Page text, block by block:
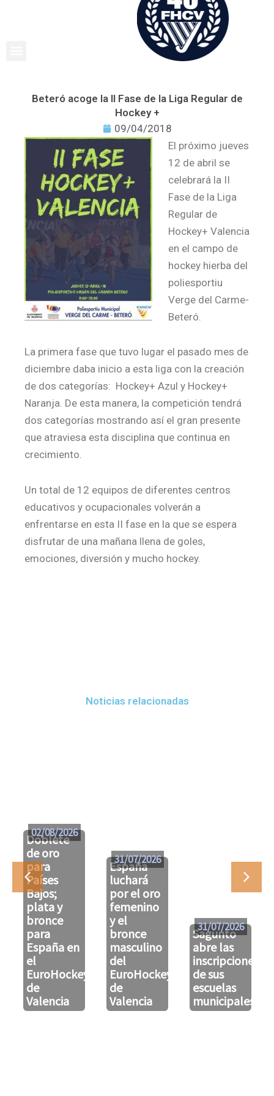
Beteró acoge la II Fase de la Liga Regular de
Hockey +
09/04/2018
El próximo jueves
12 de abril se
celebrará la II
Fase de la Liga
Regular de
Hockey+ Valencia
en el campo de
hockey hierba del
poliesportiu
Verge del Carme-
Beteró.
La primera fase que tuvo lugar el pasado mes de
diciembre daba inicio a esta liga con la creación
de dos categorías: Hockey+ Azul y Hockey+
Naranja. De esta manera, la competición tendrá
dos categorías mostrando así el gran presente
que atraviesa esta disciplina que continua en
crecimiento.
Un total de 12 equipos de diferentes centros
educativos y ocupacionales volverán a
enfrentarse en esta II fase en la que se espera
disfrutar de una mañana llena de goles,
emociones, diversión y mucho hockey.
Noticias relacionadas
Doblete
de oro
para
Países
Bajos;
plata y
bronce
para
España en
el
EuroHockeyU21
de
Valencia
02/08/2026
España
luchará
por el oro
femenino
y el
bronce
masculino
del
EuroHockeyU21
de
Valencia
31/07/2026
Sagunto
abre las
inscripciones
de sus
escuelas
municipales
31/07/2026